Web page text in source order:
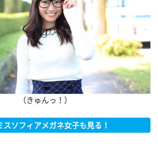
（きゅんっ！）
スソフィアメガネ女子も見る！